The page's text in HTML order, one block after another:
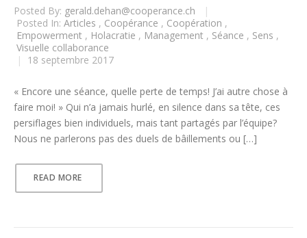
Posted By: gerald.dehan@cooperance.ch
|
Posted In: Articles , Coopérance , Coopération ,
Empowerment , Holacratie , Management , Séance , Sens ,
Visuelle collaborance
|
18 septembre 2017
« Encore une séance, quelle perte de temps! J’ai autre chose à
faire moi! » Qui n’a jamais hurlé, en silence dans sa tête, ces
persiflages bien individuels, mais tant partagés par l’équipe?
Nous ne parlerons pas des duels de bâillements ou […]
READ MORE